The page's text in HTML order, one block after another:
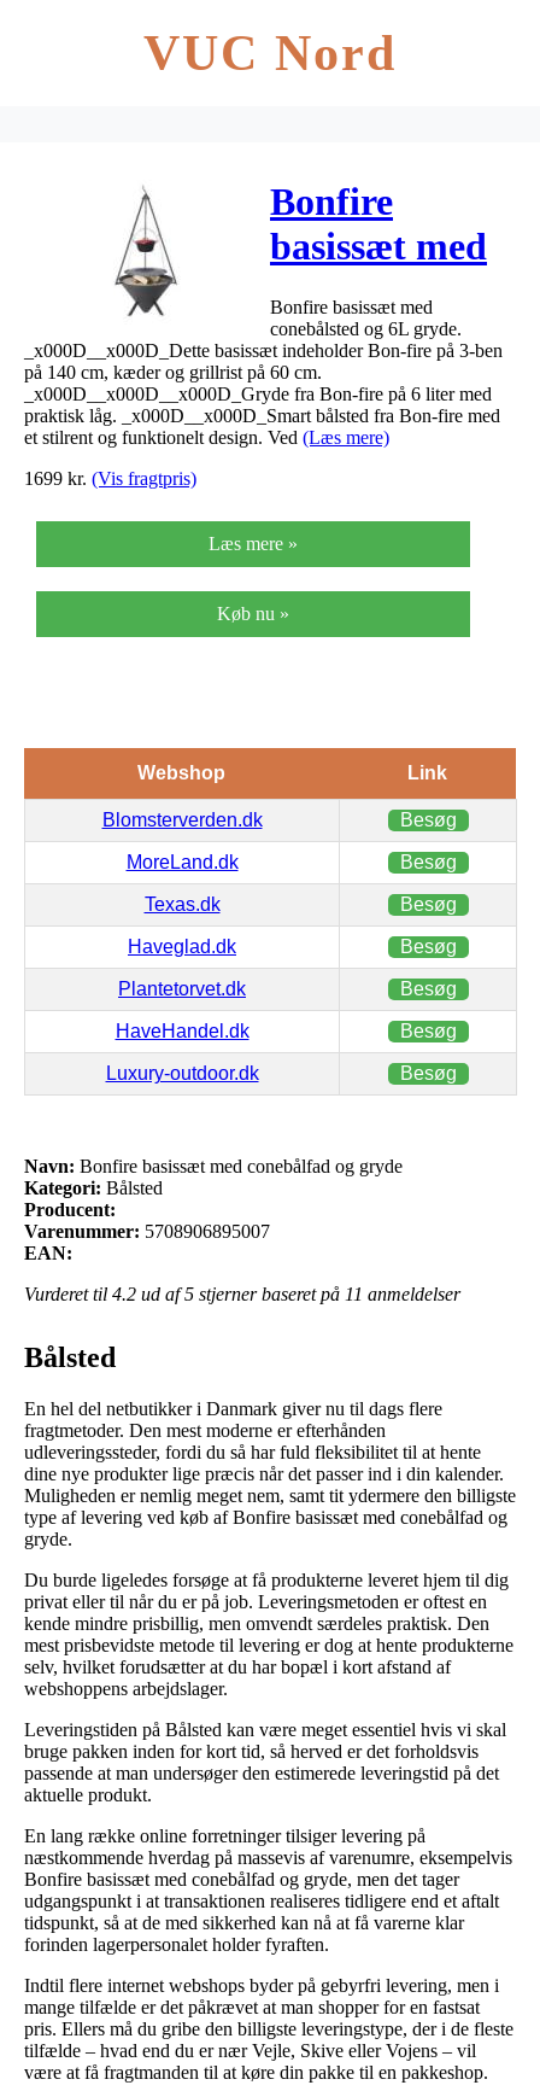
VUC Nord
Bonfire
basissæt med
conebålfad og
gryde
Bonfire basissæt med
conebålsted og 6L gryde.
_x000D__x000D_Dette basissæt indeholder Bon-fire på 3-ben
på 140 cm, kæder og grillrist på 60 cm.
_x000D__x000D__x000D_Gryde fra Bon-fire på 6 liter med
praktisk låg. _x000D__x000D_Smart bålsted fra Bon-fire med
et stilrent og funktionelt design. Ved (Læs mere)
1699 kr. (Vis fragtpris)
Læs mere »
Køb nu »
Webshop Link
Blomsterverden.dk Besøg
MoreLand.dk Besøg
Texas.dk Besøg
Haveglad.dk Besøg
Plantetorvet.dk Besøg
HaveHandel.dk Besøg
Luxury-outdoor.dk Besøg
Navn: Bonfire basissæt med conebålfad og gryde
Kategori: Bålsted
Producent:
Varenummer: 5708906895007
EAN:
Vurderet til 4.2 ud af 5 stjerner baseret på 11 anmeldelser
Bålsted
En hel del netbutikker i Danmark giver nu til dags flere
fragtmetoder. Den mest moderne er efterhånden
udleveringssteder, fordi du så har fuld fleksibilitet til at hente
dine nye produkter lige præcis når det passer ind i din kalender.
Muligheden er nemlig meget nem, samt tit ydermere den billigste
type af levering ved køb af Bonfire basissæt med conebålfad og
gryde.
Du burde ligeledes forsøge at få produkterne leveret hjem til dig
privat eller til når du er på job. Leveringsmetoden er oftest en
kende mindre prisbillig, men omvendt særdeles praktisk. Den
mest prisbevidste metode til levering er dog at hente produkterne
selv, hvilket forudsætter at du har bopæl i kort afstand af
webshoppens arbejdslager.
Leveringstiden på Bålsted kan være meget essentiel hvis vi skal
bruge pakken inden for kort tid, så herved er det forholdsvis
passende at man undersøger den estimerede leveringstid på det
aktuelle produkt.
En lang række online forretninger tilsiger levering på
næstkommende hverdag på massevis af varenumre, eksempelvis
Bonfire basissæt med conebålfad og gryde, men det tager
udgangspunkt i at transaktionen realiseres tidligere end et aftalt
tidspunkt, så at de med sikkerhed kan nå at få varerne klar
forinden lagerpersonalet holder fyraften.
Indtil flere internet webshops byder på gebyrfri levering, men i
mange tilfælde er det påkrævet at man shopper for en fastsat
pris. Ellers må du gribe den billigste leveringstype, der i de fleste
tilfælde – hvad end du er nær Vejle, Skive eller Vojens – vil
være at få fragtmanden til at køre din pakke til en pakkeshop.